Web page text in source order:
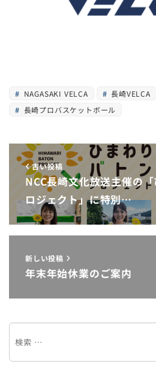
NAGASAKI VELCA 長崎VELCA
長崎プロバスケットボール
古い投稿
NCC長崎文化放送主催の
ロジェクト」に特別…
新しい投稿
年末年始休業のご案内
検
索